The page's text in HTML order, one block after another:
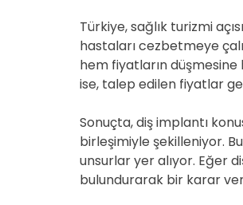
Türkiye, sağlık turizmi
hastaları cezbetmeye
hem fiyatların düşmesine
ise, talep edilen fiyatlar
Sonuçta, diş implantı
birleşimiyle şekilleniyor.
unsurlar yer alıyor. Eğer
bulundurarak bir karar